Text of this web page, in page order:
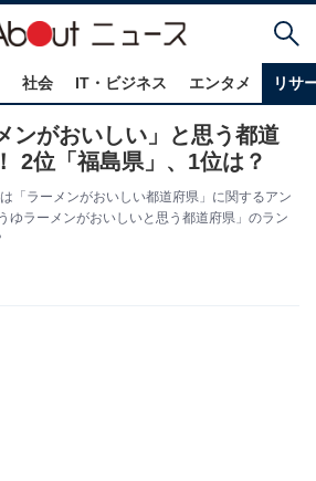
社会 IT・ビジネス エンタメ リサ
ンがおいしい」と思う都道
2位「福島県」、1位は？
「ラーメンがおいしい都道府県」に関するアン
ゆラーメンがおいしいと思う都道府県」のラン